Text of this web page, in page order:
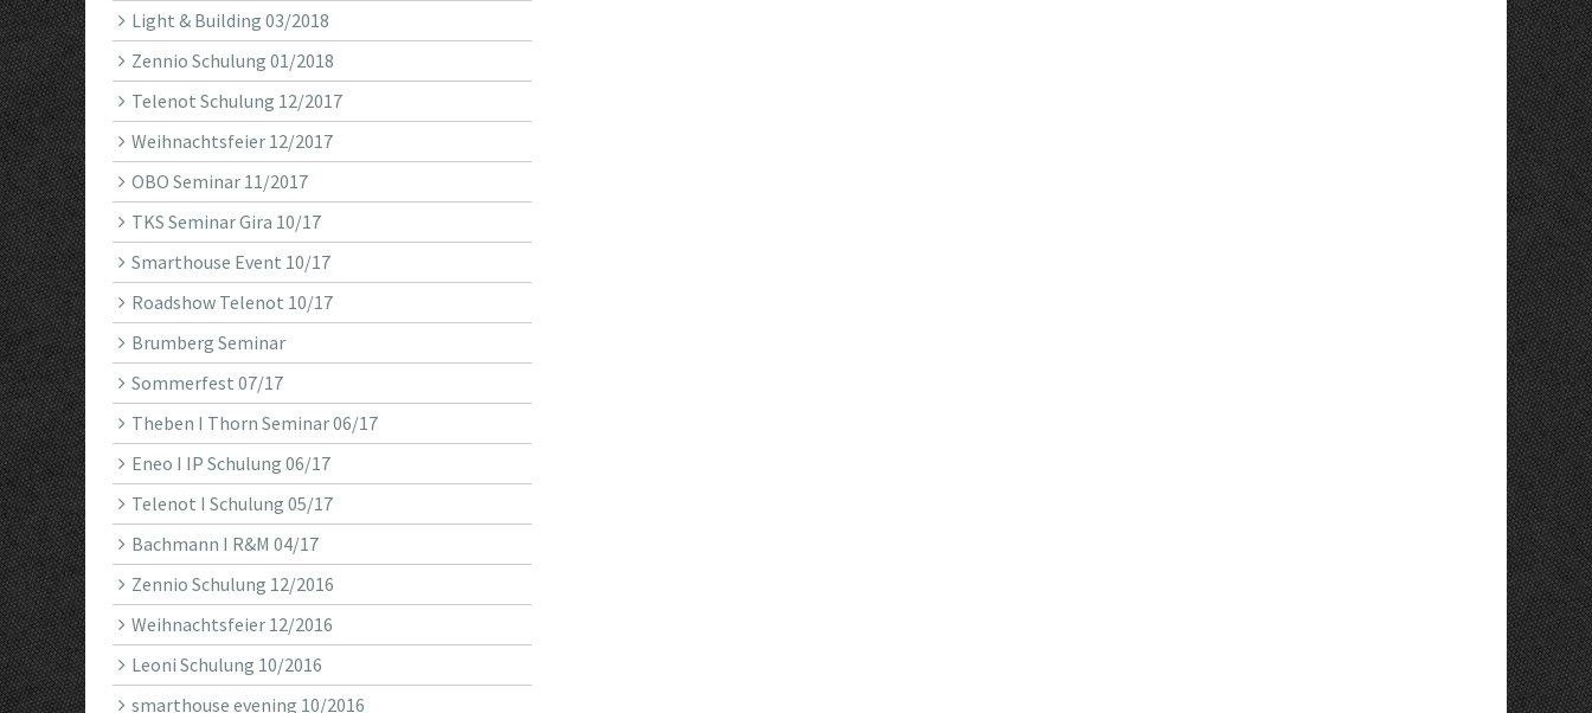
Light & Building 03/2018
Zennio Schulung 01/2018
Telenot Schulung 12/2017
Weihnachtsfeier 12/2017
OBO Seminar 11/2017
TKS Seminar Gira 10/17
Smarthouse Event 10/17
Roadshow Telenot 10/17
Brumberg Seminar
Sommerfest 07/17
Theben I Thorn Seminar 06/17
Eneo I IP Schulung 06/17
Telenot I Schulung 05/17
Bachmann I R&M 04/17
Zennio Schulung 12/2016
Weihnachtsfeier 12/2016
Leoni Schulung 10/2016
smarthouse evening 10/2016